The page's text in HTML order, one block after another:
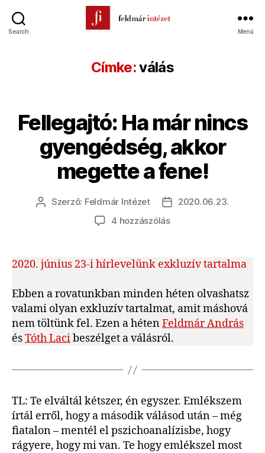
Search Menü
Címke:válás
Fellegajtó: Ha már nincs
gyengédség, akkor
megette a fene!
Bejegyzés
Szerző: Feldmár Intézet
Bejegyzés
2020.06.23.
4 hozzászólásFellegajtó:
nincs
megette
a
fene!
című
2020. június 23-i hírlevelünk exkluzív tartalma
Ebben a rovatunkban minden héten olvashatsz
valami olyan exkluzív tartalmat, amit máshová
nem töltünk fel. Ezen a hétenFeldmár András
ésTóth Lacibeszélget a válásról.
TL: Te elváltál kétszer, én egyszer. Emlékszem
írtál erről, hogy a második válásod után – még
fiatalon – mentél el pszichoanalízisbe, hogy
rágyere, hogy mi van. Te hogy emlékszel most